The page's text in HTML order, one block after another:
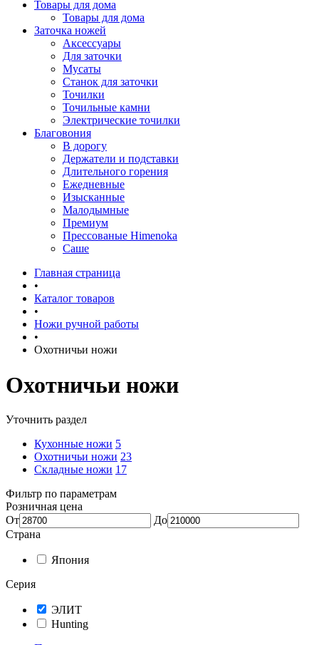
Товары для дома
Товары для дома
Заточка ножей
Аксессуары
Для заточки
Мусаты
Станок для заточки
Точилки
Точильные камни
Электрические точилки
Благовония
В дорогу
Держатели и подставки
Длительного горения
Ежедневные
Изысканные
Малодымные
Премиум
Прессованые Himenoka
Саше
Главная страница
•
Каталог товаров
•
Ножи ручной работы
•
Охотничьи ножи
Охотничьи ножи
Уточнить раздел
Кухонные ножи 5
Охотничьи ножи 23
Складные ножи 17
Фильтр по параметрам
Розничная цена
От
До
Страна
Япония
Серия
ЭЛИТ
Hunting